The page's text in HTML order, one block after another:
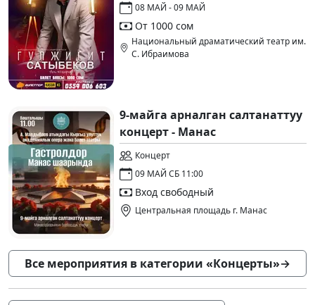
08 МАЙ - 09 МАЙ
От 1000 сом
Национальный драматический театр им.
С. Ибраимова
9-майга арналган салтанаттуу
концерт - Манас
Концерт
09 МАЙ СБ 11:00
Вход свободный
Центральная площадь г. Манас
Все мероприятия в категории «Концерты»→